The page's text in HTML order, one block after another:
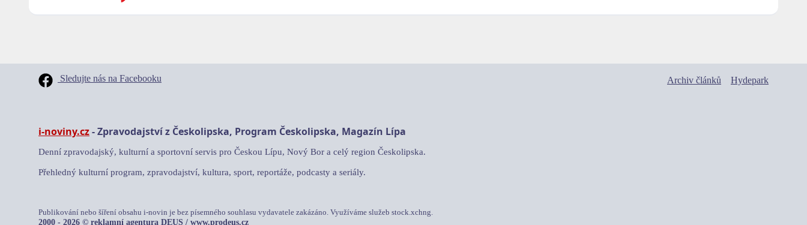
Sledujte nás na Facebooku Archiv článků Hydepark
i-noviny.cz- Zpravodajství z Českolipska, Program Českolipska, Magazín Lípa
Denní zpravodajský, kulturní a sportovní servis pro Českou Lípu, Nový Bor a celý region Českolipska.
Přehledný kulturní program, zpravodajství, kultura, sport, reportáže, podcasty a seriály.
Publikování nebo šíření obsahu i-novin je bez písemného souhlasu vydavatele zakázáno. Využíváme služeb stock.xchng.
2000 - 2026 © reklamní agentura DEUS / www.prodeus.cz